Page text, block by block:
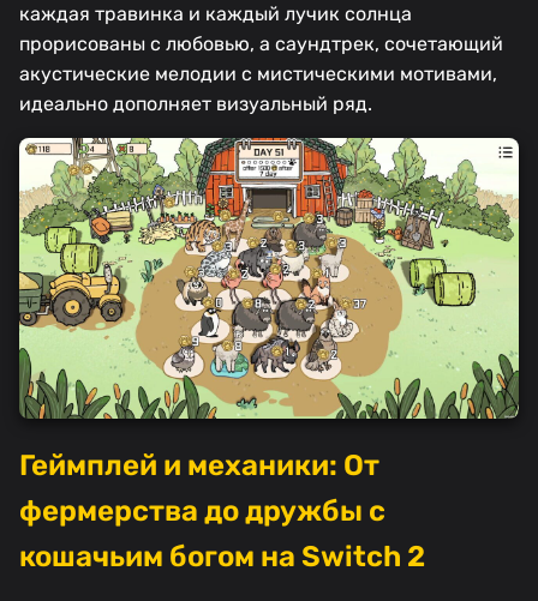
каждая травинка и каждый лучик солнца
прорисованы с любовью, а саундтрек, сочетающий
акустические мелодии с мистическими мотивами,
идеально дополняет визуальный ряд.
Геймплей и механики: От
фермерства до дружбы с
кошачьим богом на Switch 2